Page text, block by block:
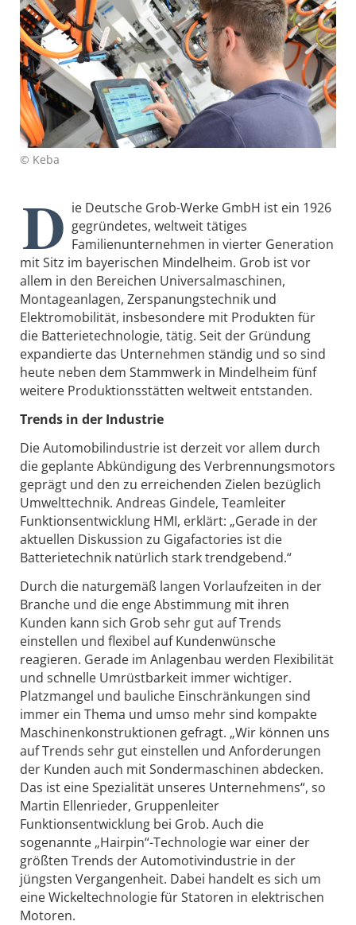
© Keba
D ie Deutsche Grob-Werke GmbH ist ein 1926
gegründetes, weltweit tätiges
Familienunternehmen in vierter Generation
mit Sitz im bayerischen Mindelheim. Grob ist vor
allem in den Bereichen Universalmaschinen,
Montageanlagen, Zerspanungstechnik und
Elektromobilität, insbesondere mit Produkten für
die Batterietechnologie, tätig. Seit der Gründung
expandierte das Unternehmen ständig und so sind
heute neben dem Stammwerk in Mindelheim fünf
weitere Produktionsstätten weltweit entstanden.
Trends in der Industrie
Die Automobilindustrie ist derzeit vor allem durch
die geplante Abkündigung des Verbrennungsmotors
geprägt und den zu erreichenden Zielen bezüglich
Umwelttechnik. Andreas Gindele, Teamleiter
Funktionsentwicklung HMI, erklärt: „Gerade in der
aktuellen Diskussion zu Gigafactories ist die
Batterietechnik natürlich stark trendgebend.“
Durch die naturgemäß langen Vorlaufzeiten in der
Branche und die enge Abstimmung mit ihren
Kunden kann sich Grob sehr gut auf Trends
einstellen und flexibel auf Kundenwünsche
reagieren. Gerade im Anlagenbau werden Flexibilität
und schnelle Umrüstbarkeit immer wichtiger.
Platzmangel und bauliche Einschränkungen sind
immer ein Thema und umso mehr sind kompakte
Maschinenkonstruktionen gefragt. „Wir können uns
auf Trends sehr gut einstellen und Anforderungen
der Kunden auch mit Sondermaschinen abdecken.
Das ist eine Spezialität unseres Unternehmens“, so
Martin Ellenrieder, Gruppenleiter
Funktionsentwicklung bei Grob. Auch die
sogenannte „Hairpin“-Technologie war einer der
größten Trends der Automotivindustrie in der
jüngsten Vergangenheit. Dabei handelt es sich um
eine Wickeltechnologie für Statoren in elektrischen
Motoren.